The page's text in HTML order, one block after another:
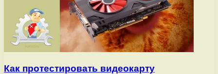
Как протестировать видеокарту